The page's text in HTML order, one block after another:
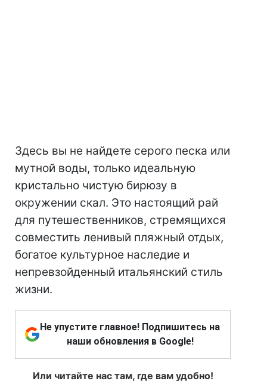
Здесь вы не найдете серого песка или
мутной воды, только идеальную
кристально чистую бирюзу в
окружении скал. Это настоящий рай
для путешественников, стремящихся
совместить ленивый пляжный отдых,
богатое культурное наследие и
непревзойденный итальянский стиль
жизни.
Не упустите главное! Подпишитесь на
наши обновления в Google!
Или читайте нас там, где вам удобно!